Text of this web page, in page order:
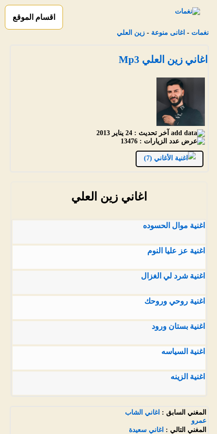
اقسام الموقع
نغمات - اغانى منوعة - زين العلي
اغاني زين العلي Mp3
آخر تحديث : 24 يناير 2013
عدد الزيارات : 13476
الأغاني (7)
اغاني زين العلي
اغنية موال الحسوده
اغنية عز عليا النوم
اغنية شرد لي الغزال
اغنية روحي وروحك
اغنية بستان ورود
اغنية السياسه
اغنية الزينه
المغني السابق : اغاني الشاب
عمرو
المغني التالي : اغاني سعيدة